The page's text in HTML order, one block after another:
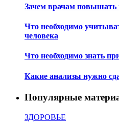
Зачем врачам
Что необходимо
человека
Что необходимо знать
Какие анализы нужно
Популярные
ЗДОРОВЬЕ